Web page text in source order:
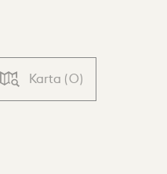
Karta (0)